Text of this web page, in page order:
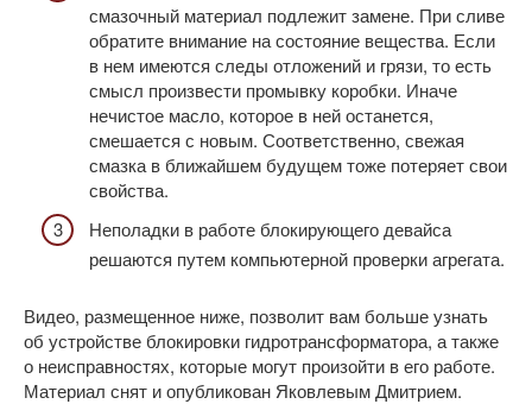
смазочный материал подлежит замене. При сливе
обратите внимание на состояние вещества. Если
в нем имеются следы отложений и грязи, то есть
смысл произвести промывку коробки. Иначе
нечистое масло, которое в ней останется,
смешается с новым. Соответственно, свежая
смазка в ближайшем будущем тоже потеряет свои
свойства.
Неполадки в работе блокирующего девайса
решаются путем компьютерной проверки агрегата.
Видео, размещенное ниже, позволит вам больше узнать
об устройстве блокировки гидротрансформатора, а также
о неисправностях, которые могут произойти в его работе.
Материал снят и опубликован Яковлевым Дмитрием.